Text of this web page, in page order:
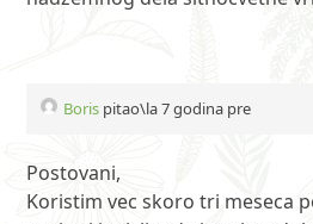
Boris pitao\la 7 godina pre
Postovani,
Koristim vec skoro tri meseca